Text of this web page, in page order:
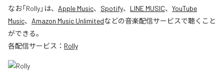
なお「Rolly」は、 Apple Music、 Spotify、 LINE MUSIC、 YouTube
Music、 Amazon Music Unlimitedなどの音楽配信サービスで聴くこと
ができる。
各配信サービス： Rolly